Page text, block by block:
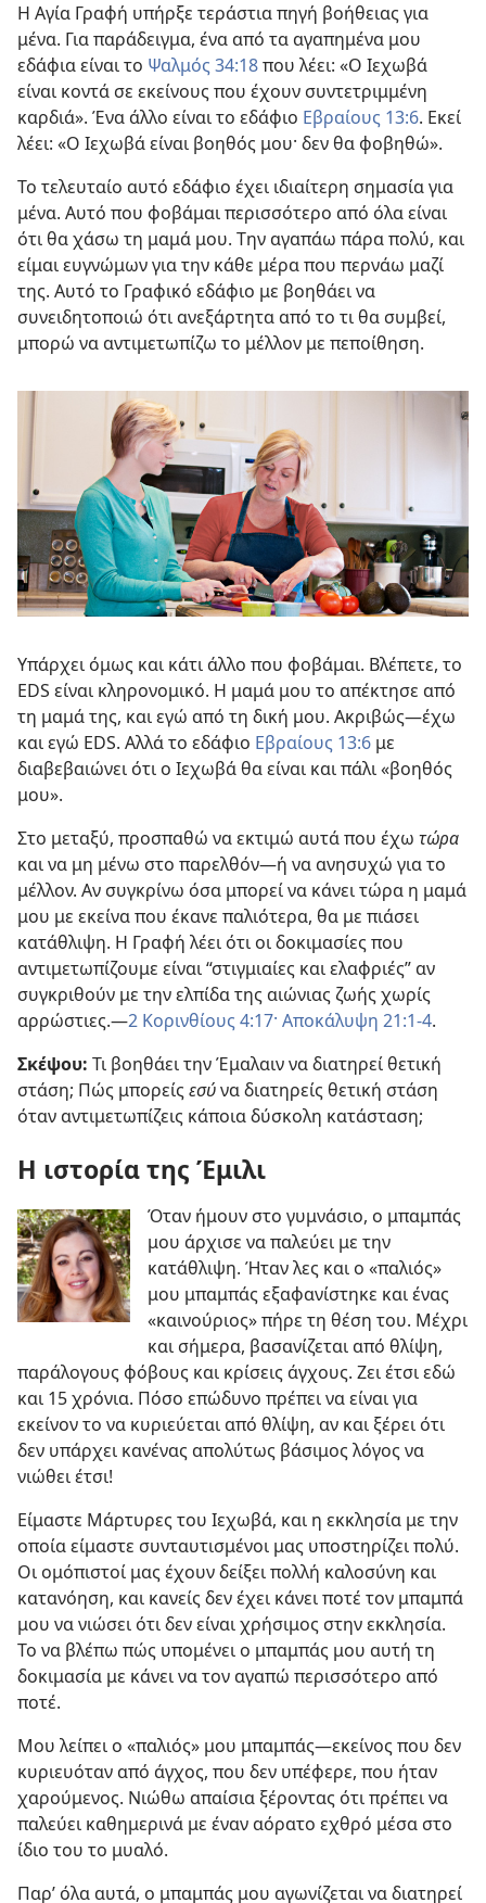
Η Αγία Γραφή υπήρξε τεράστια πηγή βοήθειας για
μένα. Για παράδειγμα, ένα από τα αγαπημένα μου
εδάφια είναι το Ψαλμός 34:18που λέει: «Ο Ιεχωβά
είναι κοντά σε εκείνους που έχουν συντετριμμένη
καρδιά». Ένα άλλο είναι το εδάφιο Εβραίους 13:6. Εκεί
λέει: «Ο Ιεχωβά είναι βοηθός μου· δεν θα φοβηθώ».
Το τελευταίο αυτό εδάφιο έχει ιδιαίτερη σημασία για
μένα. Αυτό που φοβάμαι περισσότερο από όλα είναι
ότι θα χάσω τη μαμά μου. Την αγαπάω πάρα πολύ, και
είμαι ευγνώμων για την κάθε μέρα που περνάω μαζί
της. Αυτό το Γραφικό εδάφιο με βοηθάει να
συνειδητοποιώ ότι ανεξάρτητα από το τι θα συμβεί,
μπορώ να αντιμετωπίζω το μέλλον με πεποίθηση.
Υπάρχει όμως και κάτι άλλο που φοβάμαι. Βλέπετε, το
EDS είναι κληρονομικό. Η μαμά μου το απέκτησε από
τη μαμά της, και εγώ από τη δική μου. Ακριβώς​—έχω
και εγώ EDS. Αλλά το εδάφιο Εβραίους 13:6 με
διαβεβαιώνει ότι ο Ιεχωβά θα είναι και πάλι «βοηθός
μου».
Στο μεταξύ, προσπαθώ να εκτιμώ αυτά που έχω τώρα
και να μη μένω στο παρελθόν​—ή να ανησυχώ για το
μέλλον. Αν συγκρίνω όσα μπορεί να κάνει τώρα η μαμά
μου με εκείνα που έκανε παλιότερα, θα με πιάσει
κατάθλιψη. Η Γραφή λέει ότι οι δοκιμασίες που
αντιμετωπίζουμε είναι “στιγμιαίες και ελαφριές” αν
συγκριθούν με την ελπίδα της αιώνιας ζωής χωρίς
αρρώστιες.​—2 Κορινθίους 4:17· Αποκάλυψη 21:1-4.
Σκέψου: Τι βοηθάει την Έμαλαιν να διατηρεί θετική
στάση; Πώς μπορείς εσύνα διατηρείς θετική στάση
όταν αντιμετωπίζεις κάποια δύσκολη κατάσταση;
Η ιστορία της Έμιλι
Όταν ήμουν στο γυμνάσιο, ο μπαμπάς
μου άρχισε να παλεύει με την
κατάθλιψη. Ήταν λες και ο «παλιός»
μου μπαμπάς εξαφανίστηκε και ένας
«καινούριος» πήρε τη θέση του. Μέχρι
και σήμερα, βασανίζεται από θλίψη,
παράλογους φόβους και κρίσεις άγχους. Ζει έτσι εδώ
και 15 χρόνια. Πόσο επώδυνο πρέπει να είναι για
εκείνον το να κυριεύεται από θλίψη, αν και ξέρει ότι
δεν υπάρχει κανένας απολύτως βάσιμος λόγος να
νιώθει έτσι!
Είμαστε Μάρτυρες του Ιεχωβά, και η εκκλησία με την
οποία είμαστε συνταυτισμένοι μας υποστηρίζει πολύ.
Οι ομόπιστοί μας έχουν δείξει πολλή καλοσύνη και
κατανόηση, και κανείς δεν έχει κάνει ποτέ τον μπαμπά
μου να νιώσει ότι δεν είναι χρήσιμος στην εκκλησία.
Το να βλέπω πώς υπομένει ο μπαμπάς μου αυτή τη
δοκιμασία με κάνει να τον αγαπώ περισσότερο από
ποτέ.
Μου λείπει ο «παλιός» μου μπαμπάς​—εκείνος που δεν
κυριευόταν από άγχος, που δεν υπέφερε, που ήταν
χαρούμενος. Νιώθω απαίσια ξέροντας ότι πρέπει να
παλεύει καθημερινά με έναν αόρατο εχθρό μέσα στο
ίδιο του το μυαλό.
Παρ’ όλα αυτά, ο μπαμπάς μου αγωνίζεται να διατηρεί